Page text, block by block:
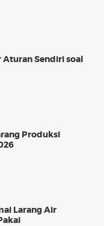
Sendiri soal
Produksi
Larang Air